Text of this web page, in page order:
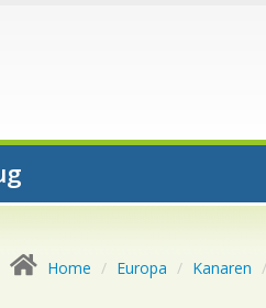
Home Europa Kanaren